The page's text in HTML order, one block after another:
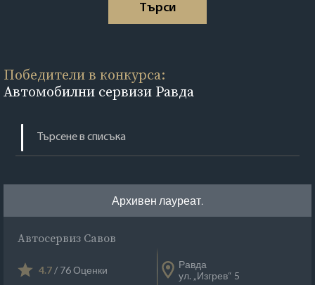
Tърси
Победители в конкурса:
Автомобилни сервизи Равда
Архивен лауреат.
Автосервиз Савов
4.7/ 76 Оценки
Равда
ул. „Изгрев“ 5